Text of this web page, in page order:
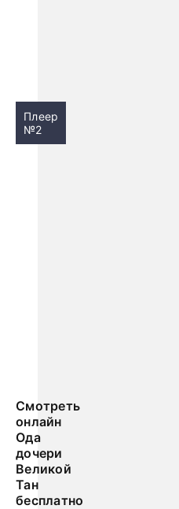
Плеер
№2
Смотреть
онлайн
Ода
дочери
Великой
Тан
бесплатно